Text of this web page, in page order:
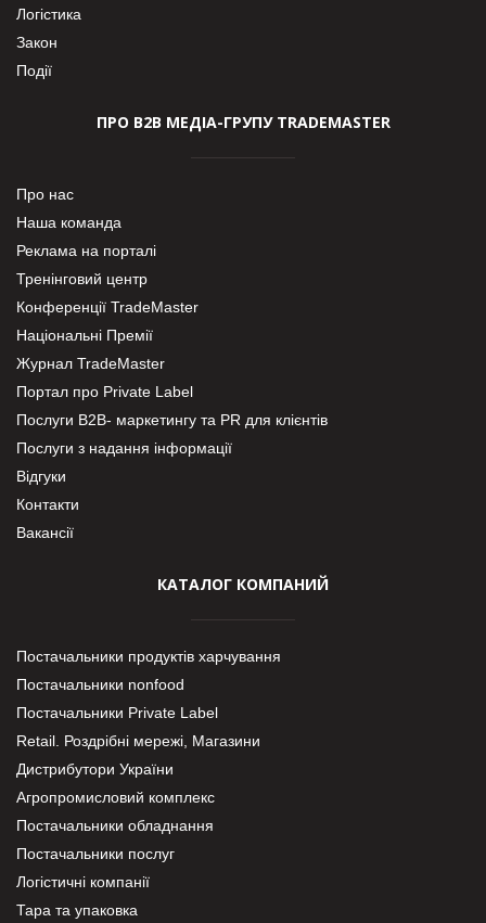
Логістика
Закон
Події
ПРО В2В МЕДІА-ГРУПУ TRADEMASTER
Про нас
Наша команда
Реклама на порталі
Тренінговий центр
Конференції TradeMaster
Національні Премії
Журнал TradeMaster
Портал про Private Label
Послуги В2В- маркетингу та PR для клієнтів
Послуги з надання інформації
Відгуки
Контакти
Вакансії
КАТАЛОГ КОМПАНИЙ
Постачальники продуктів харчування
Постачальники nonfood
Постачальники Private Label
Retail. Роздрібні мережі, Магазини
Дистрибутори України
Агропромисловий комплекс
Постачальники обладнання
Постачальники послуг
Логістичні компанії
Тара та упаковка